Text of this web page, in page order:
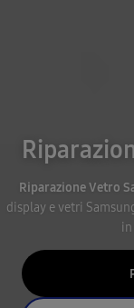
Riparazione Vetro
display e vetri